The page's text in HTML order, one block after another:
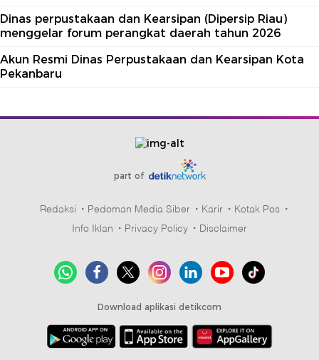
Dinas perpustakaan dan Kearsipan (Dipersip Riau)
menggelar forum perangkat daerah tahun 2026
Akun Resmi Dinas Perpustakaan dan Kearsipan Kota
Pekanbaru
part of
Redaksi Pedoman Media Siber Karir
Kotak Pos
Info Iklan
Privacy Policy Disclaimer
Download aplikasi detikcom